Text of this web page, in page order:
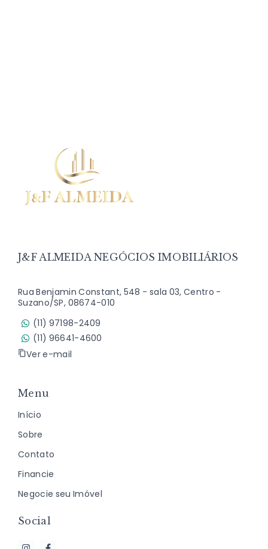
J&F ALMEIDA NEGÓCIOS IMOBILIÁRIOS
Rua Benjamin Constant, 548 - sala 03, Centro -
Suzano/SP, 08674-010
(11) 97198-2409
(11) 96641-4600
Ver e-mail
Menu
Início
Sobre
Contato
Financie
Negocie seu Imóvel
Social